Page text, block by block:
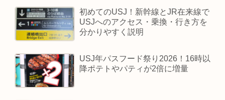
初めてのUSJ！新幹線とJR在来線で
USJへのアクセス・乗換・行き方を
分かりやすく説明
USJ年パスフード祭り2026！16時以
降ポテトやパティが2倍に増量